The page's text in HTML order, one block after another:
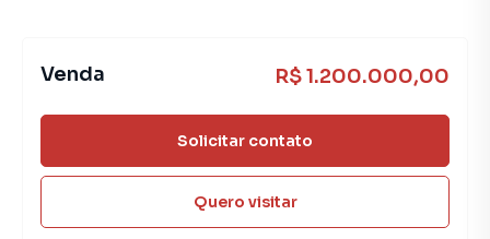
Venda R$ 1.200.000,00
Solicitar contato
Quero visitar